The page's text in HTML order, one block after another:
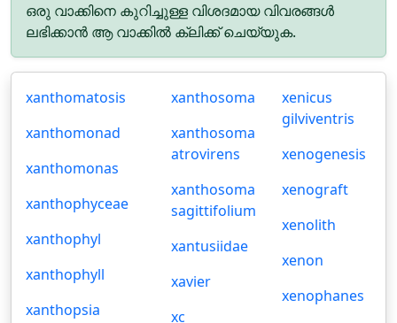
ഒരു വാക്കിനെ കുറിച്ചുള്ള വിശദമായ വിവരങ്ങൾ
ലഭിക്കാൻ ആ വാക്കിൽ ക്ലിക്ക് ചെയ്യുക.
xanthomatosis
xanthomonad
xanthomonas
xanthophyceae
xanthophyl
xanthophyll
xanthopsia
xanthosoma
xanthosoma
atrovirens
xanthosoma
sagittifolium
xantusiidae
xavier
xc
xenicus
gilviventris
xenogenesis
xenograft
xenolith
xenon
xenophanes